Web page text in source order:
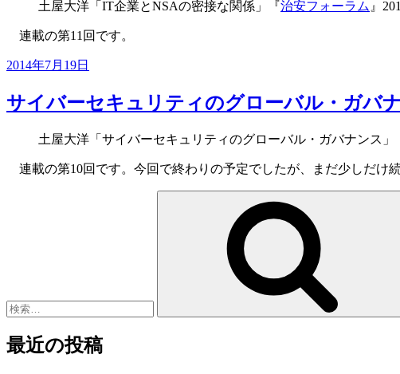
土屋大洋「IT企業とNSAの密接な関係」『治安フォーラム 』
連載の第11回です。
投
日:
2014年7月19日
サイバーセキュリティのグローバル・ガバ
土屋大洋「サイバーセキュリティのグローバル・ガバナンス」
連載の第10回です。今回で終わりの予定でしたが、まだ少しだけ
最近の投稿